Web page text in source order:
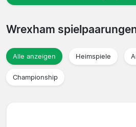
Wrexham
Alle anzeigen Heimspiele
Championship